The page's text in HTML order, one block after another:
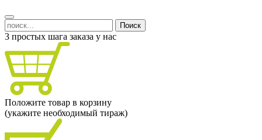
Поиск
3 простых шага заказа у нас
Положите товар в корзину
(укажите необходимый тираж)